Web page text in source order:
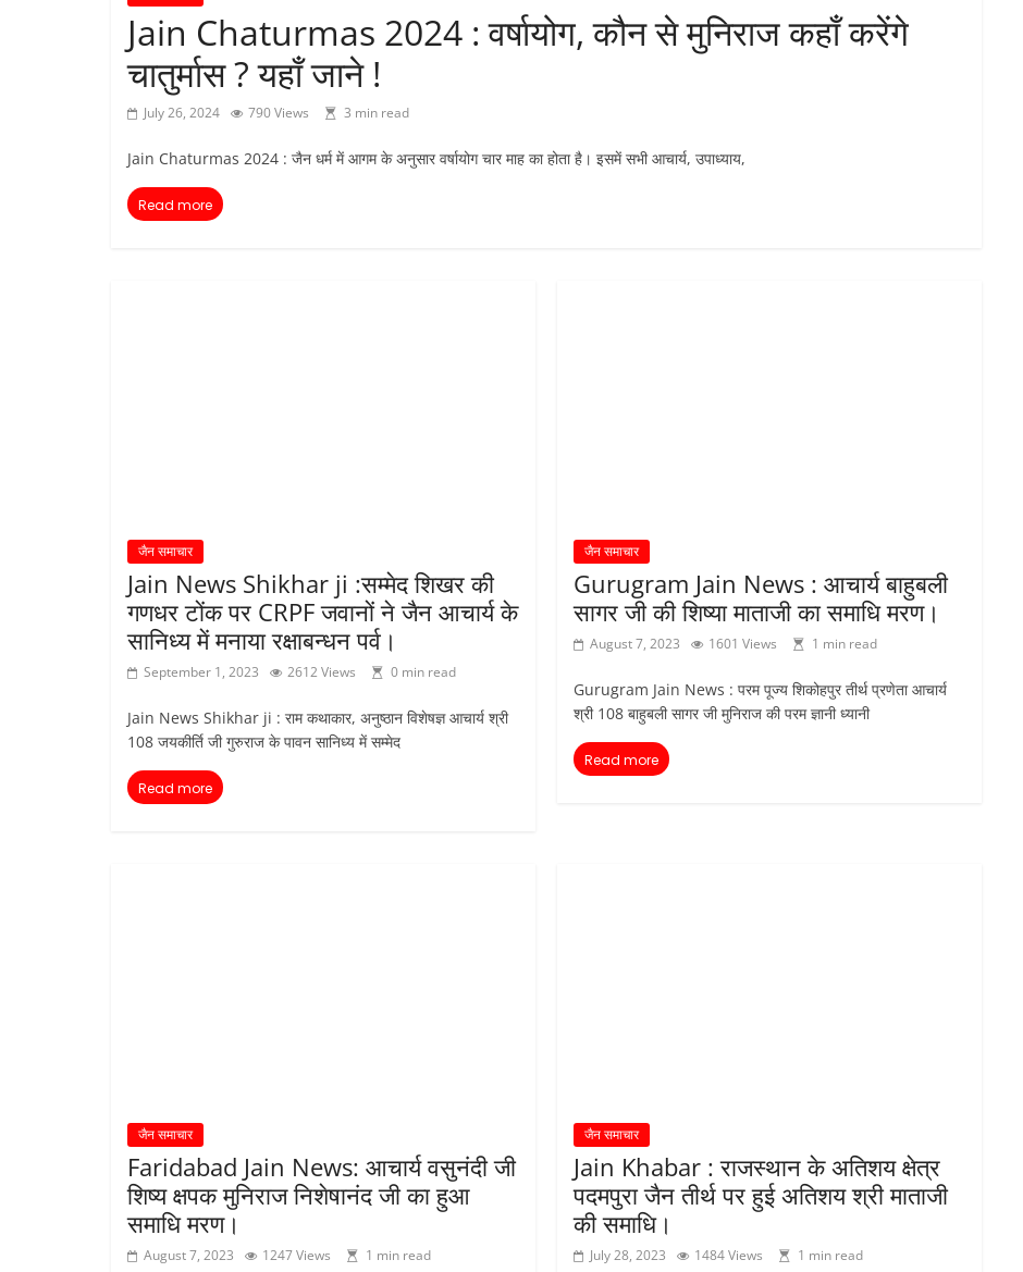
Jain Chaturmas 2024 : वर्षायोग, कौन से मुनिराज कहाँ करेंगे
चातुर्मास ? यहाँ जाने !
July 26, 2024 790 Views 3 min read
Jain Chaturmas 2024 : जैन धर्म में आगम के अनुसार वर्षायोग चार माह का होता है। इसमें सभी आचार्य, उपाध्याय,
Read more
जैन समाचार
Jain News Shikhar ji :सम्मेद शिखर की
गणधर टोंक पर CRPF जवानों ने जैन आचार्य के
सानिध्य में मनाया रक्षाबन्धन पर्व।
September 1, 2023 2612 Views 0 min read
Jain News Shikhar ji : राम कथाकार, अनुष्ठान विशेषज्ञ आचार्य श्री
108 जयकीर्ति जी गुरुराज के पावन सानिध्य में सम्मेद
Read more
जैन समाचार
Gurugram Jain News : आचार्य बाहुबली
सागर जी की शिष्या माताजी का समाधि मरण।
August 7, 2023 1601 Views 1 min read
Gurugram Jain News : परम पूज्य शिकोहपुर तीर्थ प्रणेता आचार्य
श्री 108 बाहुबली सागर जी मुनिराज की परम ज्ञानी ध्यानी
Read more
जैन समाचार
Faridabad Jain News: आचार्य वसुनंदी जी
शिष्य क्षपक मुनिराज निशेषानंद जी का हुआ
समाधि मरण।
August 7, 2023 1247 Views 1 min read
जैन समाचार
Jain Khabar : राजस्थान के अतिशय क्षेत्र
पदमपुरा जैन तीर्थ पर हुई अतिशय श्री माताजी
की समाधि।
July 28, 2023 1484 Views 1 min read